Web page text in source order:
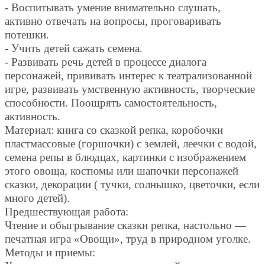
- Воспитывать умение внимательно слушать,
активно отвечать на вопросы, проговаривать
потешки.
- Учить детей сажать семена.
- Развивать речь детей в процессе диалога
персонажей, прививать интерес к театрализованной
игре, развивать умственную активность, творческие
способности. Поощрять самостоятельность,
активность.
Материал: книга со сказкой репка, коробочки
пластмассовые (горшочки) с землей, леечки с водой,
семена репы в блюдцах, картинки с изображением
этого овоща, костюмы или шапочки персонажей
сказки, декорации ( тучки, солнышко, цветочки, если
много детей).
Предшествующая работа:
Чтение и обыгрывание сказки репка, настольно —
печатная игра «Овощи», труд в природном уголке.
Методы и приемы: